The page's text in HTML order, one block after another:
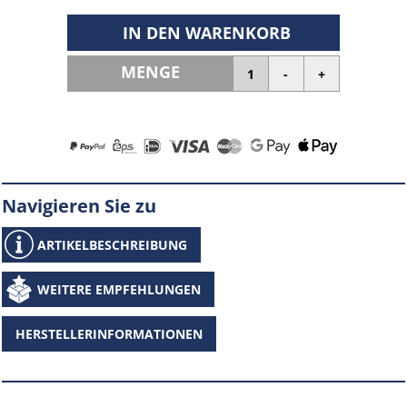
IN DEN WARENKORB
MENGE
Navigieren Sie zu
ARTIKELBESCHREIBUNG
WEITERE EMPFEHLUNGEN
HERSTELLERINFORMATIONEN